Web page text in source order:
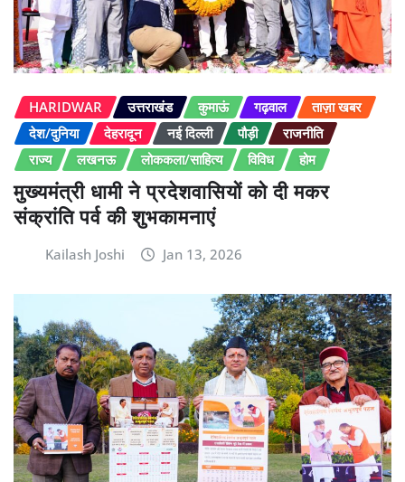
HARIDWAR उत्तराखंड कुमाऊं गढ़वाल
ताज़ा खबर
देश/दुनिया
देहरादून नई दिल्ली पौड़ी
राजनीति
राज्य
लखनऊ लोककला/साहित्य विविध होम
मुख्यमंत्री धामी ने प्रदेशवासियों को दी मकर
संक्रांति पर्व की शुभकामनाएं
Kailash Joshi Jan 13, 2026